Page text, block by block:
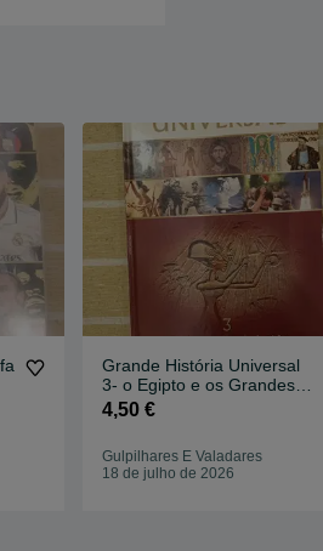
Grande História Universal
3- o Egipto e os Grandes
Impérios
4,50 €
Gulpilhares E Valadares
18 de julho de 2026